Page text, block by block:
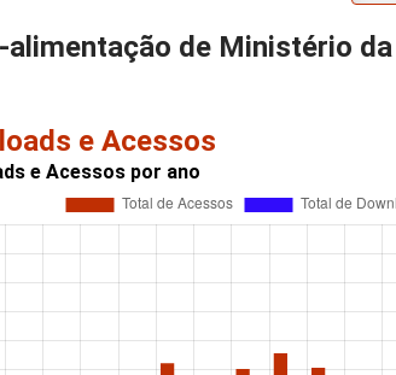
alimentação de Ministério da
e Acessos
e Acessos por ano